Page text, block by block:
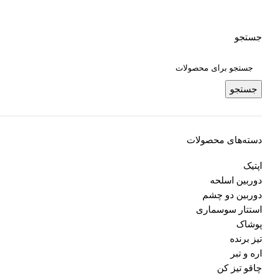
جستجو
جستجو
دسته‌های محصولات
اپتیک
دوربین اسلحه
دوربین دو چشم
استتار سوسماری
پوشاک
تیز برنده
اره و تبر
چاقو تیز کن